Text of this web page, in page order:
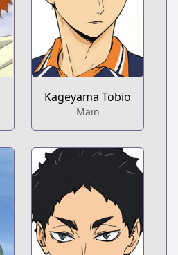
Kageyama Tobio
Main